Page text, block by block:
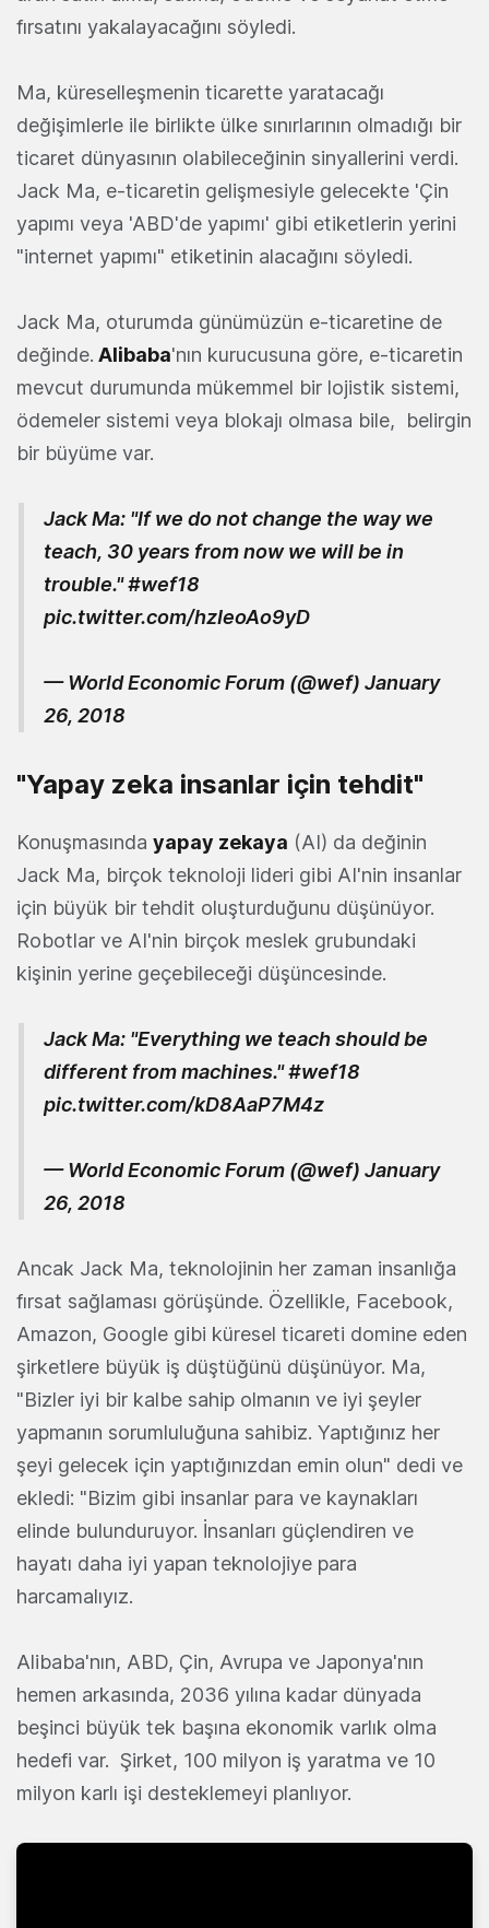
fırsatını yakalayacağını söyledi.
Ma, küreselleşmenin ticarette yaratacağı
değişimlerle ile birlikte ülke sınırlarının olmadığı bir
ticaret dünyasının olabileceğinin sinyallerini verdi.
Jack Ma, e-ticaretin gelişmesiyle gelecekte 'Çin
yapımı veya 'ABD'de yapımı' gibi etiketlerin yerini
"internet yapımı" etiketinin alacağını söyledi.
Jack Ma, oturumda günümüzün e-ticaretine de
değinde. Alibaba'nın kurucusuna göre, e-ticaretin
mevcut durumunda mükemmel bir lojistik sistemi,
ödemeler sistemi veya blokajı olmasa bile, belirgin
bir büyüme var.
Jack Ma: "If we do not change the way we
teach, 30 years from now we will be in
trouble."#wef18
pic.twitter.com/hzIeoAo9yD
— World Economic Forum (@wef) January
26, 2018
"Yapay zeka insanlar için tehdit"
Konuşmasında yapay zekaya (AI) da değinin
Jack Ma, birçok teknoloji lideri gibi AI'nin insanlar
için büyük bir tehdit oluşturduğunu düşünüyor.
Robotlar ve AI'nin birçok meslek grubundaki
kişinin yerine geçebileceği düşüncesinde.
Jack Ma: "Everything we teach should be
different from machines."#wef18
pic.twitter.com/kD8AaP7M4z
— World Economic Forum (@wef) January
26, 2018
Ancak Jack Ma, teknolojinin her zaman insanlığa
fırsat sağlaması görüşünde. Özellikle, Facebook,
Amazon, Google gibi küresel ticareti domine eden
şirketlere büyük iş düştüğünü düşünüyor. Ma,
"Bizler iyi bir kalbe sahip olmanın ve iyi şeyler
yapmanın sorumluluğuna sahibiz. Yaptığınız her
şeyi gelecek için yaptığınızdan emin olun" dedi ve
ekledi: "Bizim gibi insanlar para ve kaynakları
elinde bulunduruyor. İnsanları güçlendiren ve
hayatı daha iyi yapan teknolojiye para
harcamalıyız.
Alibaba'nın, ABD, Çin, Avrupa ve Japonya'nın
hemen arkasında, 2036 yılına kadar dünyada
beşinci büyük tek başına ekonomik varlık olma
hedefi var. Şirket, 100 milyon iş yaratma ve 10
milyon karlı işi desteklemeyi planlıyor.